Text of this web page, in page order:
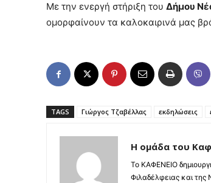
Με την ενεργή στήριξη του Δήμου
ομορφαίνουν τα καλοκαιρινά μας
TAGS Γιώργος Τζαβέλλας εκδηλώσεις
Η ομάδα του
Το ΚΑΦΕΝΕΙΟ
Φιλαδέλφειας και της